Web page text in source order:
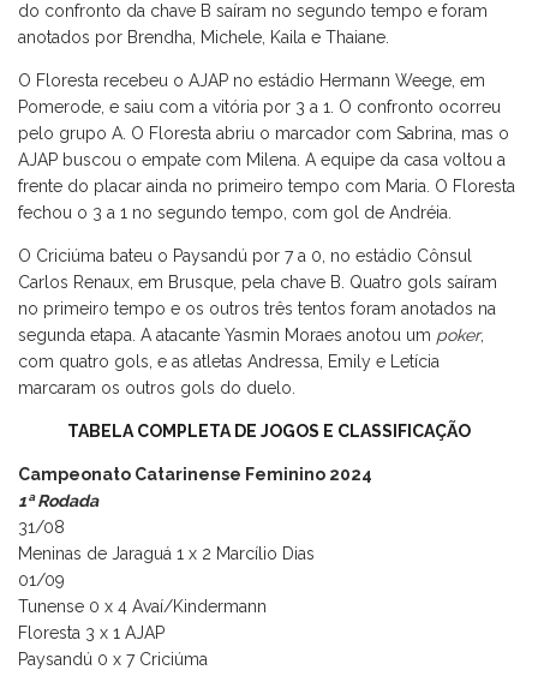
do confronto da chave B saíram no segundo tempo e foram
anotados por Brendha, Michele, Kaila e Thaiane.
O Floresta recebeu o AJAP no estádio Hermann Weege, em
Pomerode, e saiu com a vitória por 3 a 1. O confronto ocorreu
pelo grupo A. O Floresta abriu o marcador com Sabrina, mas o
AJAP buscou o empate com Milena. A equipe da casa voltou a
frente do placar ainda no primeiro tempo com Maria. O Floresta
fechou o 3 a 1 no segundo tempo, com gol de Andréia.
O Criciúma bateu o Paysandú por 7 a 0, no estádio Cônsul
Carlos Renaux, em Brusque, pela chave B. Quatro gols saíram
no primeiro tempo e os outros três tentos foram anotados na
segunda etapa. A atacante Yasmin Moraes anotou um poker,
com quatro gols, e as atletas Andressa, Emily e Letícia
marcaram os outros gols do duelo.
TABELA COMPLETA DE JOGOS E CLASSIFICAÇÃO
Campeonato Catarinense Feminino 2024
1ª Rodada
31/08
Meninas de Jaraguá 1 x 2 Marcílio Dias
01/09
Tunense 0 x 4 Avaí/Kindermann
Floresta 3 x 1 AJAP
Paysandú 0 x 7 Criciúma